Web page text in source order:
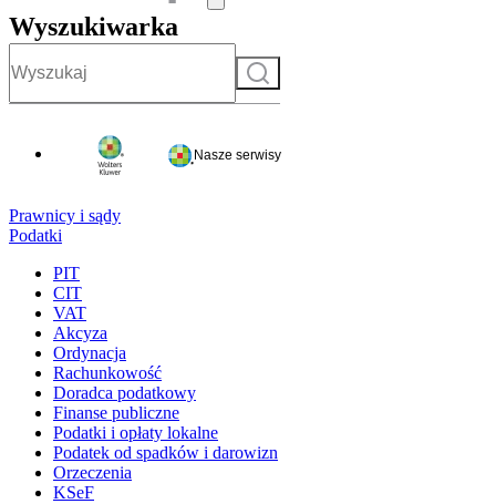
Wyszukiwarka
Szukaj
Nasze serwisy
Prawnicy i sądy
Podatki
PIT
CIT
VAT
Akcyza
Ordynacja
Rachunkowość
Doradca podatkowy
Finanse publiczne
Podatki i opłaty lokalne
Podatek od spadków i darowizn
Orzeczenia
KSeF